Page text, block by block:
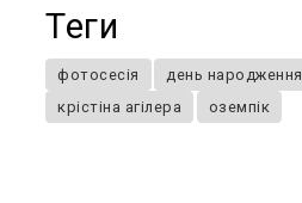
Теги
фотосесія день народження
крістіна агілера
оземпік